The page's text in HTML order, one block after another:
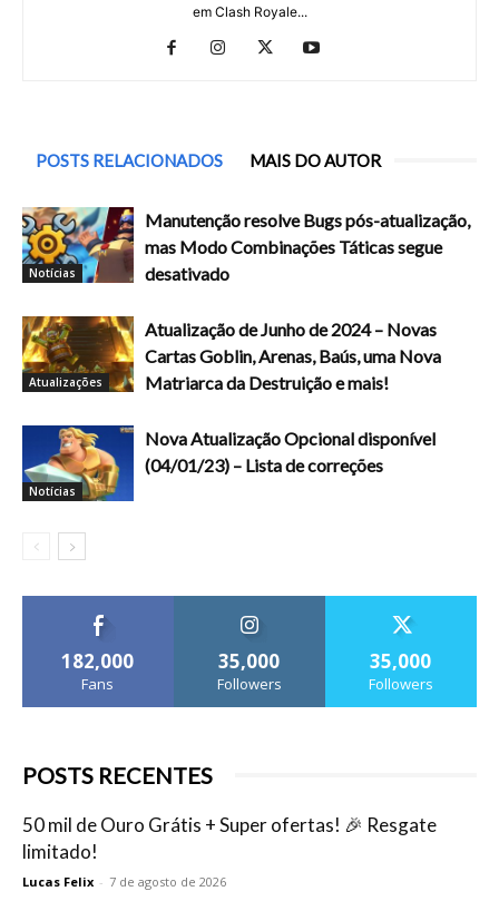
em Clash Royale...
POSTS RELACIONADOS MAIS DO AUTOR
Notícias
Manutenção resolve Bugs pós-atualização,
mas Modo Combinações Táticas segue
desativado
Atualizações
Atualização de Junho de 2024 – Novas
Cartas Goblin, Arenas, Baús, uma Nova
Matriarca da Destruição e mais!
Notícias
Nova Atualização Opcional disponível
(04/01/23) – Lista de correções
182,000
Fans
35,000
Followers
35,000
Followers
POSTS RECENTES
50 mil de Ouro Grátis + Super ofertas! 🎉 Resgate
limitado!
Lucas Felix - 7 de agosto de 2026